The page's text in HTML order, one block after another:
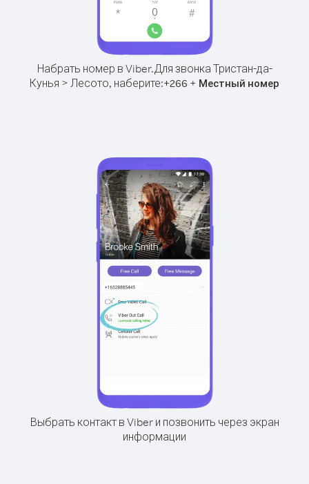
Набрать номер в Viber.Для звонка Тристан-да-
Кунья > Лесото, наберите:+266 + Местный номер
Выбрать контакт в Viber и позвонить через экран
информации